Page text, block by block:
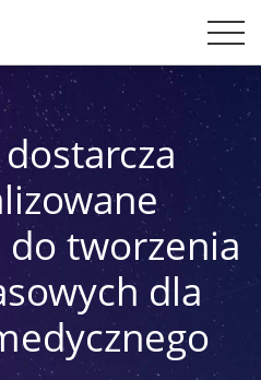
do tworzenia
dla